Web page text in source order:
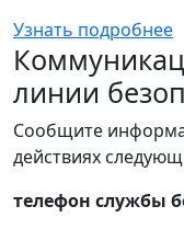
Узнать подробнее
линии
Сообщите
действиях
телефон службы